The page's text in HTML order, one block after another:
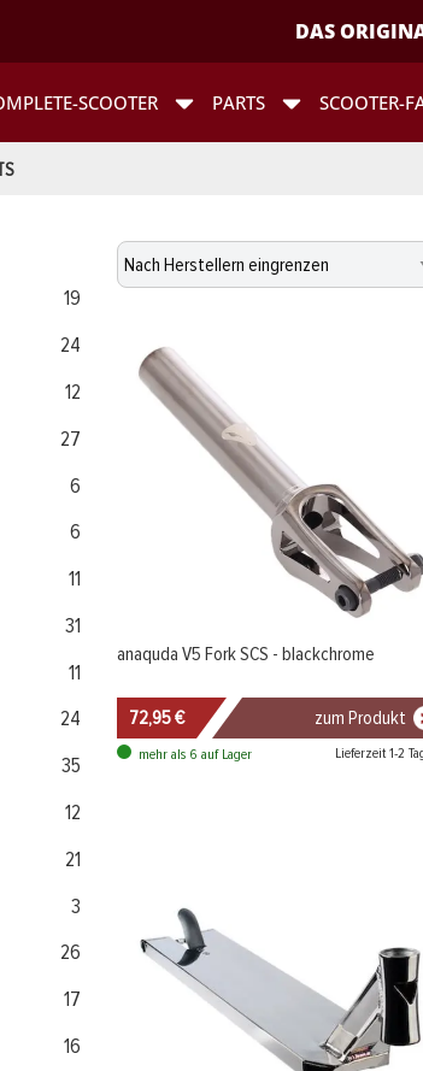
DAS
SCOOTER PARTS SCOOTER-
19
24
12
27
6
6
11
31
11
24
35
12
21
3
26
17
16
anaquda V5 Fork SCS - blackchrome
72,95 € zum Produkt
mehr als 6 auf Lager Lieferzeit 1-2